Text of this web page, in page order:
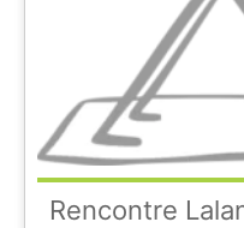
Rencontre